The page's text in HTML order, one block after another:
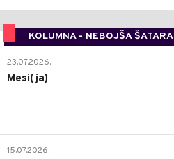
KOLUMNA - NEBOJŠA ŠATARA
23.07.2026.
Mesi(ja)
15.07.2026.